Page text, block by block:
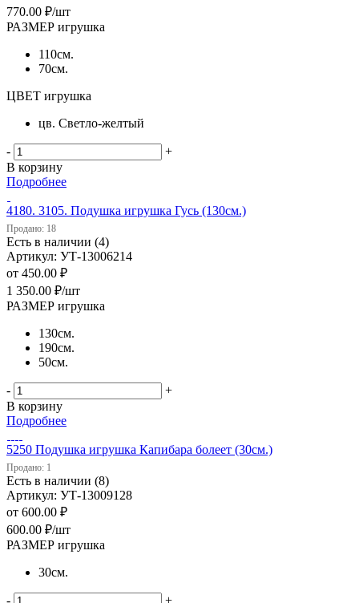
770.00 ₽/шт
РАЗМЕР игрушка
110см.
70см.
ЦВЕТ игрушка
цв. Светло-желтый
-
+
В корзину
Подробнее
4180. 3105. Подушка игрушка Гусь (130см.)
Продано: 18
Есть в наличии (4)
Артикул: УТ-13006214
от 450.00 ₽
1 350.00 ₽/шт
РАЗМЕР игрушка
130см.
190см.
50см.
-
+
В корзину
Подробнее
5250 Подушка игрушка Капибара болеет (30см.)
Продано: 1
Есть в наличии (8)
Артикул: УТ-13009128
от 600.00 ₽
600.00 ₽/шт
РАЗМЕР игрушка
30см.
-
+